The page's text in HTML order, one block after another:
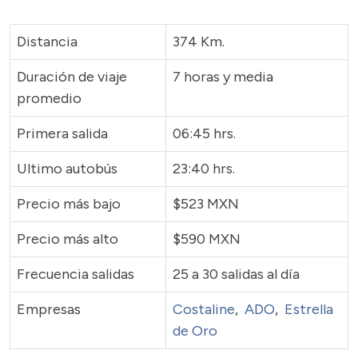
Distancia
374 Km.
Duración de viaje
promedio
7 horas y media
Primera salida
06:45 hrs.
Ultimo autobús
23:40 hrs.
Precio más bajo
$523 MXN
Precio más alto
$590 MXN
Frecuencia salidas
25 a 30 salidas al día
Empresas
Costaline, ADO, Estrella
de Oro